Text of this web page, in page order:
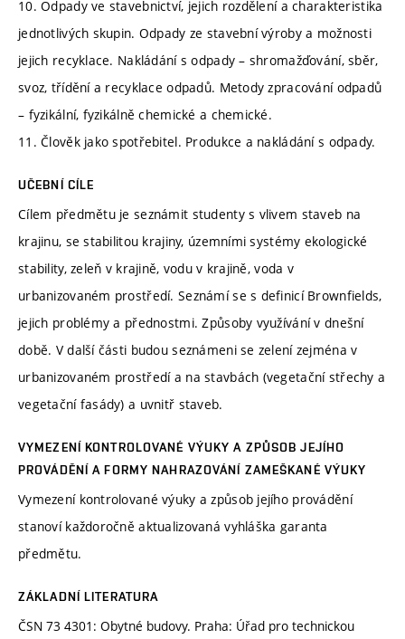
10. Odpady ve stavebnictví, jejich rozdělení a charakteristika
jednotlivých skupin. Odpady ze stavební výroby a možnosti
jejich recyklace. Nakládání s odpady – shromažďování, sběr,
svoz, třídění a recyklace odpadů. Metody zpracování odpadů
– fyzikální, fyzikálně chemické a chemické.
11. Člověk jako spotřebitel. Produkce a nakládání s odpady.
UČEBNÍ CÍLE
Cílem předmětu je seznámit studenty s vlivem staveb na
krajinu, se stabilitou krajiny, územními systémy ekologické
stability, zeleň v krajině, vodu v krajině, voda v
urbanizovaném prostředí. Seznámí se s definicí Brownfields,
jejich problémy a přednostmi. Způsoby využívání v dnešní
době. V další části budou seznámeni se zelení zejména v
urbanizovaném prostředí a na stavbách (vegetační střechy a
vegetační fasády) a uvnitř staveb.
VYMEZENÍ KONTROLOVANÉ VÝUKY A ZPŮSOB JEJÍHO
PROVÁDĚNÍ A FORMY NAHRAZOVÁNÍ ZAMEŠKANÉ VÝUKY
Vymezení kontrolované výuky a způsob jejího provádění
stanoví každoročně aktualizovaná vyhláška garanta
předmětu.
ZÁKLADNÍ LITERATURA
ČSN 73 4301: Obytné budovy. Praha: Úřad pro technickou